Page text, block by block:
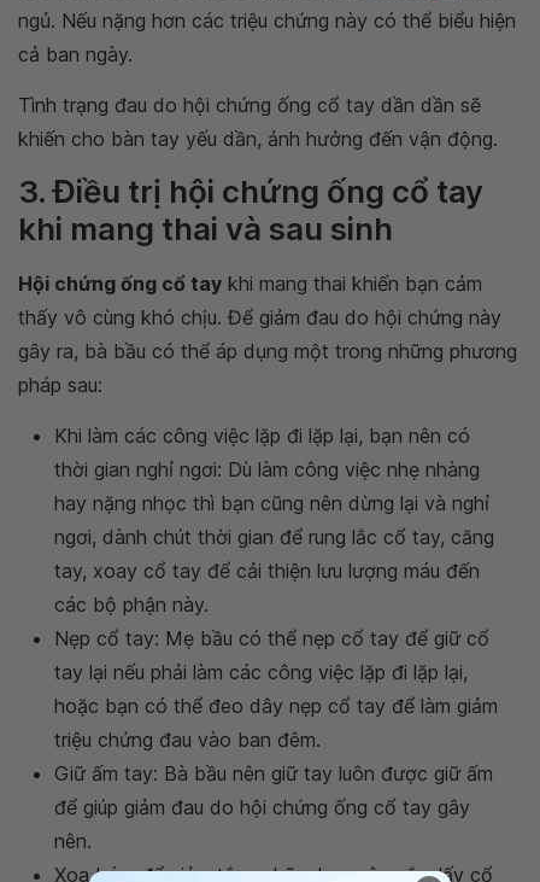
ngủ. Nếu nặng hơn các triệu chứng này có thể biểu hiện
cả ban ngày.
Tình trạng đau do hội chứng ống cổ tay dần dần sẽ
khiến cho bàn tay yếu dần, ảnh hưởng đến vận động.
3. Điều trị hội chứng ống cổ tay
khi mang thai và sau sinh
Hội chứng ống cổ tay khi mang thai khiến bạn cảm
thấy vô cùng khó chịu. Để giảm đau do hội chứng này
gây ra, bà bầu có thể áp dụng một trong những phương
pháp sau:
Khi làm các công việc lặp đi lặp lại, bạn nên có
thời gian nghỉ ngơi: Dù làm công việc nhẹ nhàng
hay nặng nhọc thì bạn cũng nên dừng lại và nghỉ
ngơi, dành chút thời gian để rung lắc cổ tay, căng
tay, xoay cổ tay để cải thiện lưu lượng máu đến
các bộ phận này.
Nẹp cổ tay: Mẹ bầu có thể nẹp cổ tay để giữ cổ
tay lại nếu phải làm các công việc lặp đi lặp lại,
hoặc bạn có thể đeo dây nẹp cổ tay để làm giảm
triệu chứng đau vào ban đêm.
Giữ ấm tay: Bà bầu nên giữ tay luôn được giữ ấm
để giúp giảm đau do hội chứng ống cổ tay gây
nên.
Xoa bóp: để giảm tắc nghẽn, bạn nên nắm lấy cổ